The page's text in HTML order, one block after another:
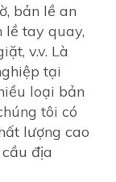
bản lề an
lề tay quay,
v.v. Là
tại
loại bản
tôi có
lượng cao
địa